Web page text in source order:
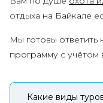
отдыха на Байкале
Мы готовы
программу с учётом
Какие виды